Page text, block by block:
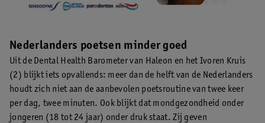
Nederlanders poetsen minder goed
Uit de Dental Health Barometer van Haleon en het Ivoren Kruis
(2) blijkt iets opvallends: meer dan de helft van de Nederlanders
houdt zich niet aan de aanbevolen poetsroutine van twee keer
per dag, twee minuten. Ook blijkt dat mondgezondheid onder
jongeren (18 tot 24 jaar) onder druk staat. Zij geven